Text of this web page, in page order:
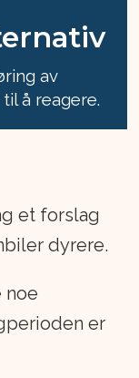
av
å reagere.
et forslag
dyrere.
noe
er